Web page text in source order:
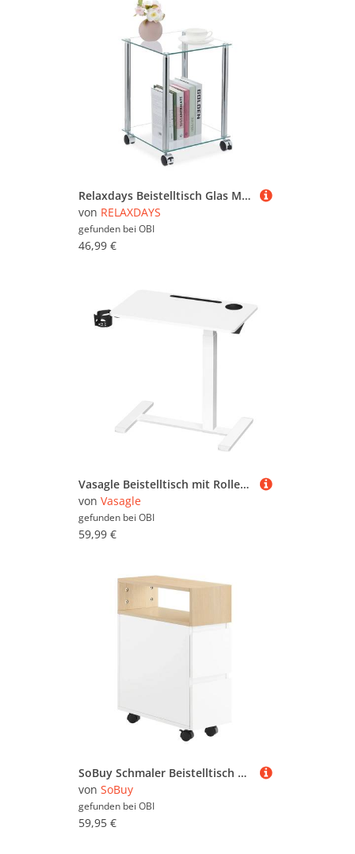
Relaxdays Beistelltisch Glas Metall Silber mit Rollen 46 cm x 34 cm x 34 cm 3,4 kg
von RELAXDAYS
gefunden bei OBI
46,99 €
Vasagle Beistelltisch mit Rollen 102 cm x 70 cm x 40 cm Weiß
von Vasagle
gefunden bei OBI
59,99 €
SoBuy Schmaler Beistelltisch mit 2 Schubladen Nachttisch mit Rollen FBT155-WN
von SoBuy
gefunden bei OBI
59,95 €